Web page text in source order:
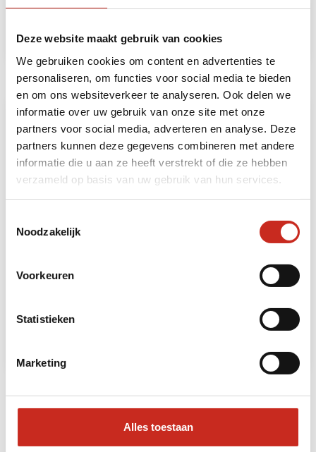
Deze website maakt gebruik van cookies
We gebruiken cookies om content en advertenties te
personaliseren, om functies voor social media te bieden
en om ons websiteverkeer te analyseren. Ook delen we
informatie over uw gebruik van onze site met onze
partners voor social media, adverteren en analyse. Deze
partners kunnen deze gegevens combineren met andere
informatie die u aan ze heeft verstrekt of die ze hebben
verzameld op basis van uw gebruik van hun services.
Noodzakelijk
Voorkeuren
Statistieken
Marketing
Alles toestaan
5 dagen